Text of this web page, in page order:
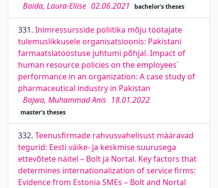
Baida, Laura-Eliise 02.06.2021 bachelor's theses
331. Inimressursside poliitika mõju töötajate
tulemuslikkusele organisatsioonis: Pakistani
farmaatsiatööstuse juhtumi põhjal. Impact of
human resource policies on the employees`
performance in an organization: A case study of
pharmaceutical industry in Pakistan
Bajwa, Muhammad Anis 18.01.2022
master's theses
332. Teenusfirmade rahvusvahelisust määravad
tegurid: Eesti väike- ja keskmise suurusega
ettevõtete näitel – Bolt ja Nortal. Key factors that
determines internationalization of service firms:
Evidence from Estonia SMEs – Bolt and Nortal